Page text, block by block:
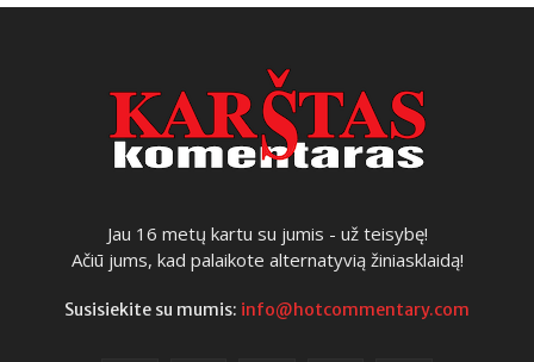
Jau 16 metų kartu su jumis - už teisybę!
Ačiū jums, kad palaikote alternatyvią žiniasklaidą!
Susisiekite su mumis: info@hotcommentary.com